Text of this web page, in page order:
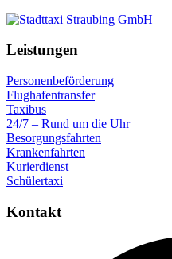
Leistungen
Personenbeförderung
Flughafentransfer
Taxibus
24/7 – Rund um die Uhr
Besorgungsfahrten
Krankenfahrten
Kurierdienst
Schülertaxi
Kontakt